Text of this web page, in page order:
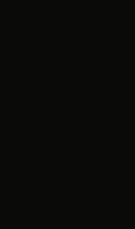
in a new tab
tab